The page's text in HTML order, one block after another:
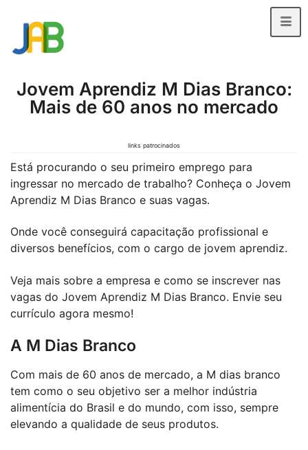
Jovem Aprendiz M Dias Branco:
Mais de 60 anos no mercado
links patrocinados
Está procurando o seu primeiro emprego para
ingressar no mercado de trabalho? Conheça o Jovem
Aprendiz M Dias Branco e suas vagas.
Onde você conseguirá capacitação profissional e
diversos benefícios, com o cargo de jovem aprendiz.
Veja mais sobre a empresa e como se inscrever nas
vagas do Jovem Aprendiz M Dias Branco. Envie seu
currículo agora mesmo!
A M Dias Branco
Com mais de 60 anos de mercado, a M dias branco
tem como o seu objetivo ser a melhor indústria
alimentícia do Brasil e do mundo, com isso, sempre
elevando a qualidade de seus produtos.